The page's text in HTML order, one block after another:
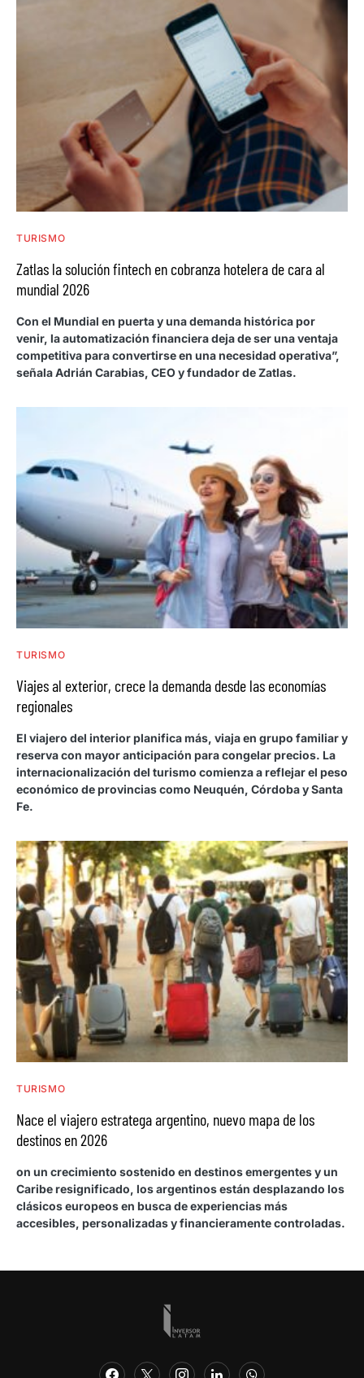
TURISMO
Zatlas la solución fintech en cobranza hotelera de cara al
mundial 2026
Con el Mundial en puerta y una demanda histórica por
venir, la automatización financiera deja de ser una ventaja
competitiva para convertirse en una necesidad operativa”,
señala Adrián Carabias, CEO y fundador de Zatlas.
TURISMO
Viajes al exterior, crece la demanda desde las economías
regionales
El viajero del interior planifica más, viaja en grupo familiar y
reserva con mayor anticipación para congelar precios. La
internacionalización del turismo comienza a reflejar el peso
económico de provincias como Neuquén, Córdoba y Santa
Fe.
TURISMO
Nace el viajero estratega argentino, nuevo mapa de los
destinos en 2026
on un crecimiento sostenido en destinos emergentes y un
Caribe resignificado, los argentinos están desplazando los
clásicos europeos en busca de experiencias más
accesibles, personalizadas y financieramente controladas.